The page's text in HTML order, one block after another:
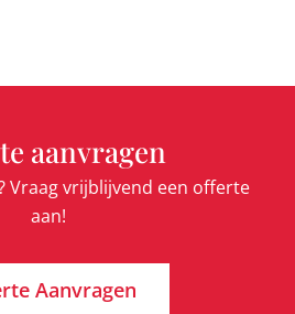
aanvragen
Vraag vrijblijvend een offerte
aan!
Aanvragen